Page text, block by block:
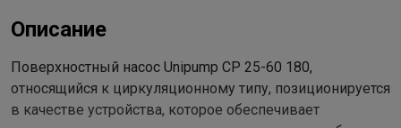
Описание
Поверхностный насос Unipump CP 25-60 180,
относящийся к циркуляционному типу, позиционируется
в качестве устройства, которое обеспечивает